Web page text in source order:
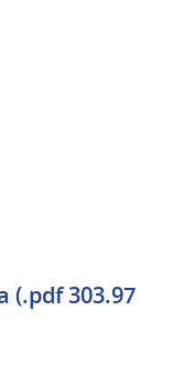
(.pdf 303.97